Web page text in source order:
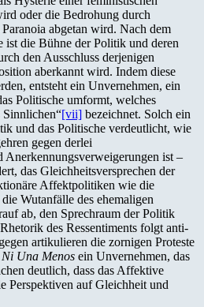
oder die Bedrohung durch
abgetan wird. Nach dem
ist die Bühne der Politik und deren
den Ausschluss derjenigen
aberkannt wird. Indem diese
entsteht ein Unvernehmen, ein
Politische umformt, welches
Sinnlichen“[vii] bezeichnet. Solch ein
und das Politische verdeutlicht, wie
gegen derlei
Anerkennungsverweigerungen ist –
das Gleichheitsversprechen der
Affektpolitiken wie die
Wutanfälle des ehemaligen
ab, den Sprechraum der Politik
des Ressentiments folgt anti-
artikulieren die zornigen Proteste
Ni Una Menos ein Unvernehmen, das
deutlich, dass das Affektive
Perspektiven auf Gleichheit und